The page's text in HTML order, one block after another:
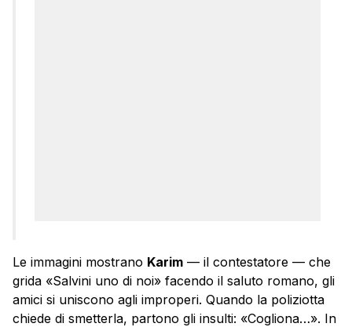
Le immagini mostrano Karim — il contestatore — che
grida «Salvini uno di noi» facendo il saluto romano, gli
amici si uniscono agli improperi. Quando la poliziotta
chiede di smetterla, partono gli insulti: «Cogliona…». In